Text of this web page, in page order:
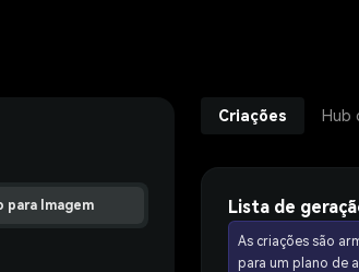
para Imagem
Criações Hub
Lista de
As criações são
para um plano de